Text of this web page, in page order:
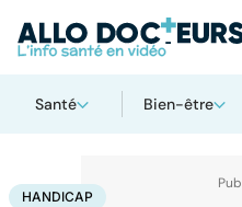
Santé Bien-être
AccueilSanté Maladies
HANDICAP